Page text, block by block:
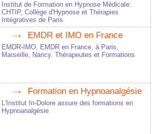
Institut de Formation en Hypnose Médicale:
CHTIP, Collège d'Hypnose et Thérapies
Intégratives de Paris
EMDR et IMO en France
EMDR-IMO, EMDR en France, à Paris,
Marseille, Nancy. Thérapeutes et Formations
Formation en Hypnoanalgésie
L'Institut In-Dolore assure des formations en
Hypnoanalgésie